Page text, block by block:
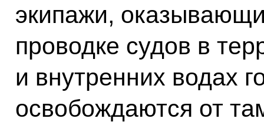
экипажи,
проводке судов в
и внутренних водах
освобождаются от